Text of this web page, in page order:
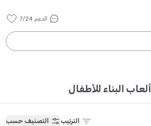
الدعم 7/24
ألعاب البناء للأطفال
الترتيب التصنيف حسب